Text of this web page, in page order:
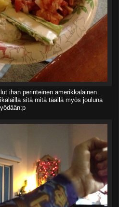
ihan perinteinen amerikkalainen
sitä mitä täällä myös jouluna